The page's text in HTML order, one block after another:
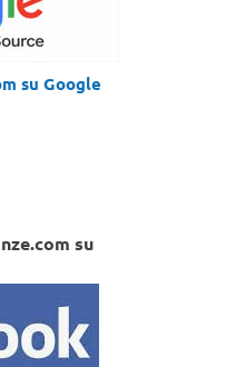
su Google
su